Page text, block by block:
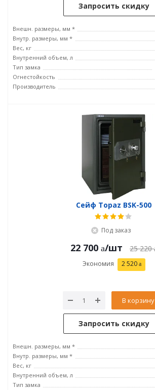
Запросить скидку
Внешн. размеры, мм *
Внутр. размеры, мм *
Вес, кг
Внутренний объем, л
Тип замка
Огнестойкость
Производитель
Сейф Topaz BSK-500
Под заказ
22 700 /шт 25 220
Экономия 2 520
В корзину
Запросить скидку
Внешн. размеры, мм *
Внутр. размеры, мм *
Вес, кг
Внутренний объем, л
Тип замка